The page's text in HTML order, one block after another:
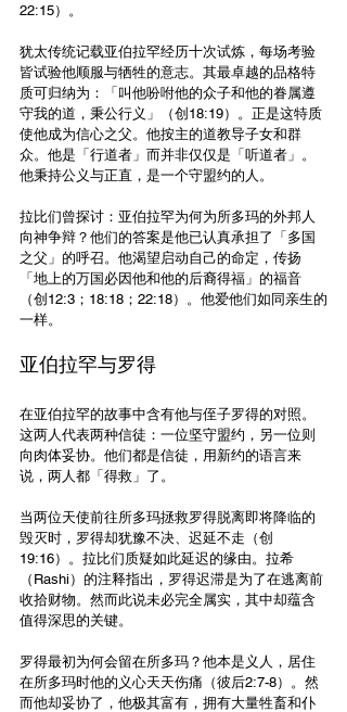
22:15）。
犹太传统记载亚伯拉罕经历十次试炼，每场考验
皆试验他顺服与牺牲的意志。其最卓越的品格特
质可归纳为：「叫他吩咐他的众子和他的眷属遵
守我的道，秉公行义」（创18:19）。正是这特质
使他成为信心之父。他按主的道教导子女和群
众。他是「行道者」而并非仅仅是「听道者」。
他秉持公义与正直，是一个守盟约的人。
拉比们曾探讨：亚伯拉罕为何为所多玛的外邦人
向神争辩？他们的答案是他已认真承担了「多国
之父」的呼召。他渴望启动自己的命定，传扬
「地上的万国必因他和他的后裔得福」的福音
（创12:3；18:18；22:18）。他爱他们如同亲生的
一样。
亚伯拉罕与罗得
在亚伯拉罕的故事中含有他与侄子罗得的对照。
这两人代表两种信徒：一位坚守盟约，另一位则
向肉体妥协。他们都是信徒，用新约的语言来
说，两人都「得救」了。
当两位天使前往所多玛拯救罗得脱离即将降临的
毁灭时，罗得却犹豫不决、迟延不走（创
19:16）。拉比们质疑如此延迟的缘由。拉希
（Rashi）的注释指出，罗得迟滞是为了在逃离前
收拾财物。然而此说未必完全属实，其中却蕴含
值得深思的关键。
罗得最初为何会留在所多玛？他本是义人，居住
在所多玛时他的义心天天伤痛（彼后2:7-8）。然
而他却妥协了，他极其富有，拥有大量牲畜和仆